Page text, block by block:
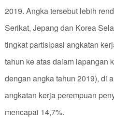
2019. Angka tersebut lebih
Serikat, Jepang dan Korea
tingkat partisipasi angkatan
tahun ke atas dalam lapangan
dengan angka tahun 2019), di
angkatan kerja perempuan
mencapai 14,7%.